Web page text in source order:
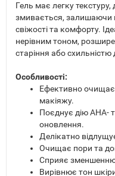
Гель має легку текстуру,
змивається, залишаючи
свіжості та комфорту.
нерівним тоном,
старіння або
Особливості:
Ефективно очищає
макіяжу.
Поєднує дію AHA-
оновлення.
Делікатно
Очищає пори та
Сприяє зменшенню
Вирівнює тон